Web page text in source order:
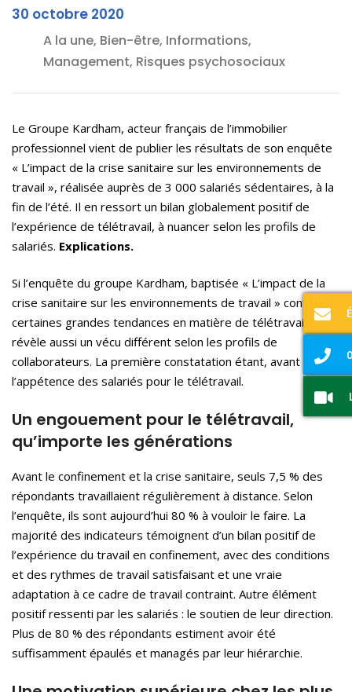
30 octobre 2020
A la une, Bien-être, Informations,
Management, Risques psychosociaux
Le Groupe Kardham, acteur français de l’immobilier
professionnel vient de publier les résultats de son enquête
« L’impact de la crise sanitaire sur les environnements de
travail », réalisée auprès de 3 000 salariés sédentaires, à la
fin de l’été. Il en ressort un bilan globalement positif de
l’expérience de télétravail, à nuancer selon les profils de
salariés. Explications.
Si l’enquête du groupe Kardham, baptisée « L’impact de la
crise sanitaire sur les environnements de travail » confirme
certaines grandes tendances en matière de télétravail, elle
révèle aussi un vécu différent selon les profils de
collaborateurs. La première constatation étant, avant tout,
l’appétence des salariés pour le télétravail.
Un engouement pour le télétravail,
qu’importe les générations
Avant le confinement et la crise sanitaire, seuls 7,5 % des
répondants travaillaient régulièrement à distance. Selon
l’enquête, ils sont aujourd’hui 80 % à vouloir le faire. La
majorité des indicateurs témoignent d’un bilan positif de
l’expérience du travail en confinement, avec des conditions
et des rythmes de travail satisfaisant et une vraie
adaptation à ce cadre de travail contraint. Autre élément
positif ressenti par les salariés : le soutien de leur direction.
Plus de 80 % des répondants estiment avoir été
suffisamment épaulés et managés par leur hiérarchie.